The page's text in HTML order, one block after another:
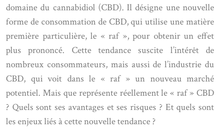
domaine du cannabidiol (CBD). Il désigne une nouvelle
forme de consommation de CBD, qui utilise une matière
première particulière, le « raf », pour obtenir un effet
plus prononcé. Cette tendance suscite l’intérêt de
nombreux consommateurs, mais aussi de l’industrie du
CBD, qui voit dans le « raf » un nouveau marché
potentiel. Mais que représente réellement le « raf » CBD
? Quels sont ses avantages et ses risques ? Et quels sont
les enjeux liés à cette nouvelle tendance ?